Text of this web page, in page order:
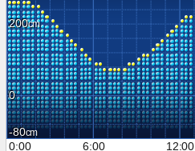
200
0
-80
0:00
6:00 12:00